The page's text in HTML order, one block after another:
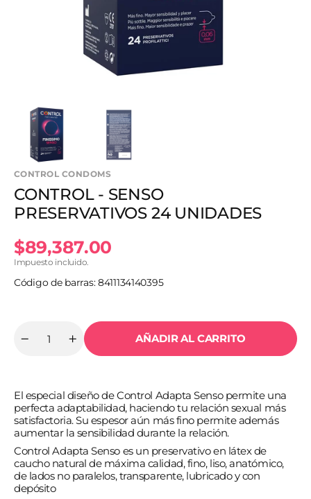
vista
de
galería
CONTROL CONDOMS
CONTROL - SENSO
PRESERVATIVOS 24 UNIDADES
Precio
habitual
$89,387.00
Impuesto incluido.
Código de barras: 8411134140395
Reducir
SENSO
PRESERVATIVOS
24
UNIDADES
Cantidad
Aumentar
cantidad
SENSO
PRESERVATIVOS
24
UNIDADES
AÑADIR AL CARRITO
El especial diseño de Control Adapta Senso permite una
perfecta adaptabilidad, haciendo tu relación sexual más
satisfactoria. Su espesor aún más fino permite además
aumentar la sensibilidad durante la relación.
Control Adapta Senso es un preservativo en látex de
caucho natural de máxima calidad, fino, liso, anatómico,
de lados no paralelos, transparente, lubricado y con
depósito